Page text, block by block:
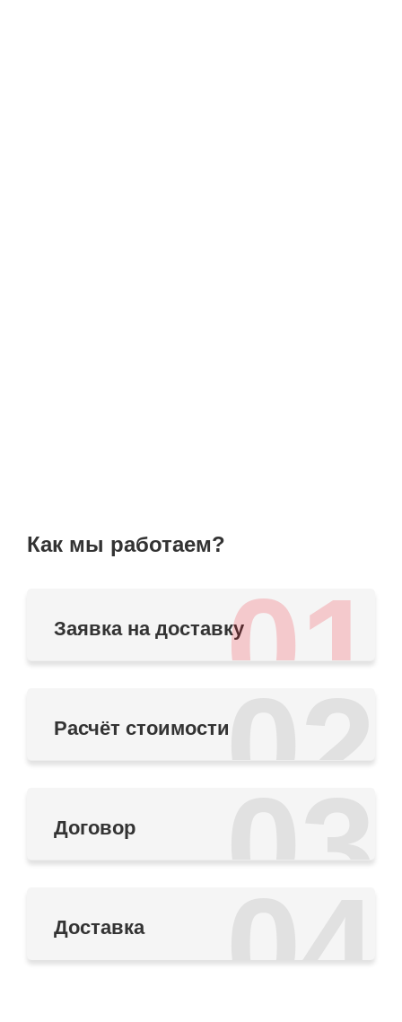
Как мы работаем?
01
Заявка на доставку
02
Расчёт стоимости
03
Договор
04
Доставка